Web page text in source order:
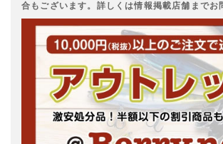
合もございます。詳しくは情報掲載店舗までお